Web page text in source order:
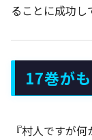
ることに成功し
17巻が
『村人ですが